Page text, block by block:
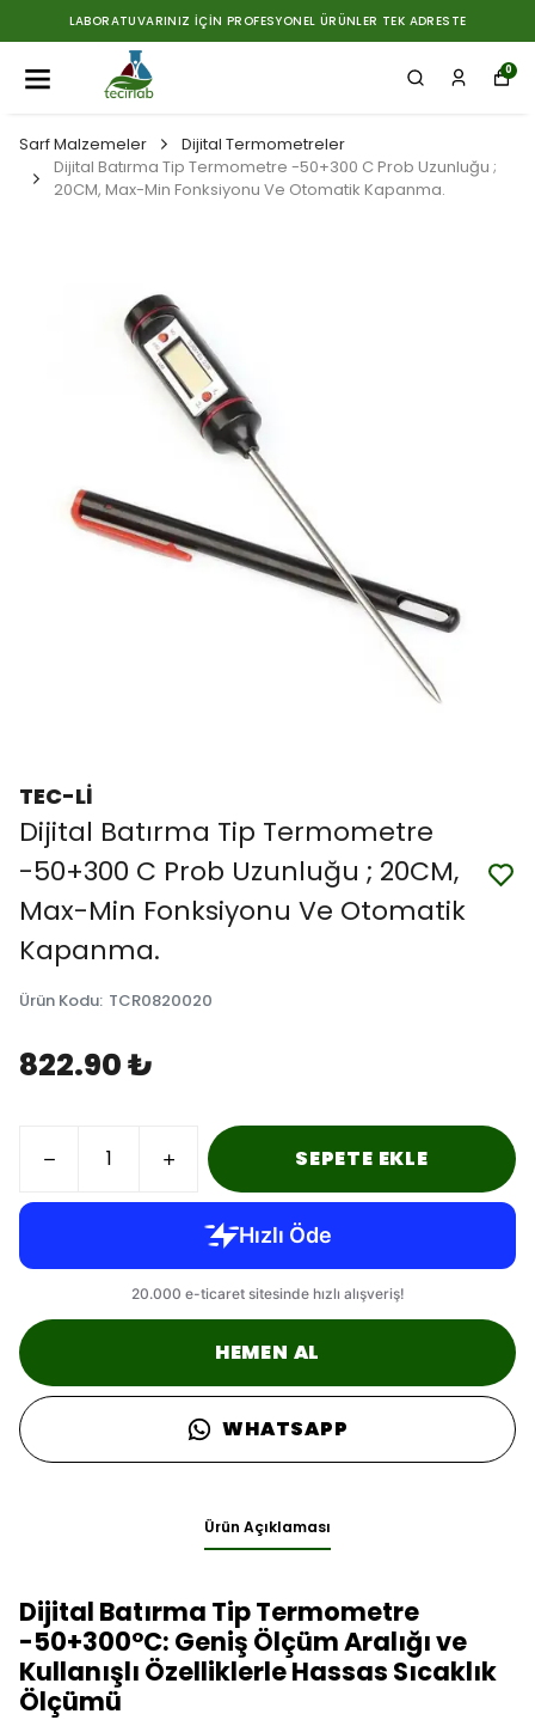
LABORATUVARINIZ İÇIN PROFESYONEL ÜRÜNLER TEK ADRESTE
0
Sarf Malzemeler
Dijital Termometreler
Dijital Batırma Tip Termometre -50+300 C Prob Uzunluğu ;
20CM, Max-Min Fonksiyonu Ve Otomatik Kapanma.
TEC-Lİ
Dijital Batırma Tip Termometre
-50+300 C Prob Uzunluğu ; 20CM,
Max-Min Fonksiyonu Ve Otomatik
Kapanma.
Ürün Kodu: TCR0820020
822.90 ₺
SEPETE EKLE
HEMEN AL
WHATSAPP
Ürün Açıklaması
Dijital Batırma Tip Termometre
-50+300°C: Geniş Ölçüm Aralığı ve
Kullanışlı Özelliklerle Hassas Sıcaklık
Ölçümü